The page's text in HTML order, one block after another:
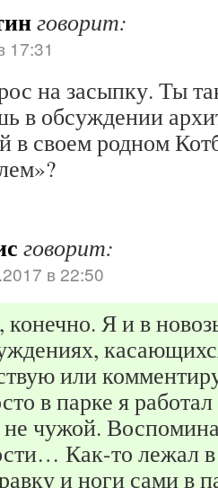
говорит:
17:31
на засыпку. Ты
в обсуждении
в своем родном
говорит:
в 22:50
конечно. Я и в
или
в парке я
чужой.
Как-то лежал
и ноги сами в